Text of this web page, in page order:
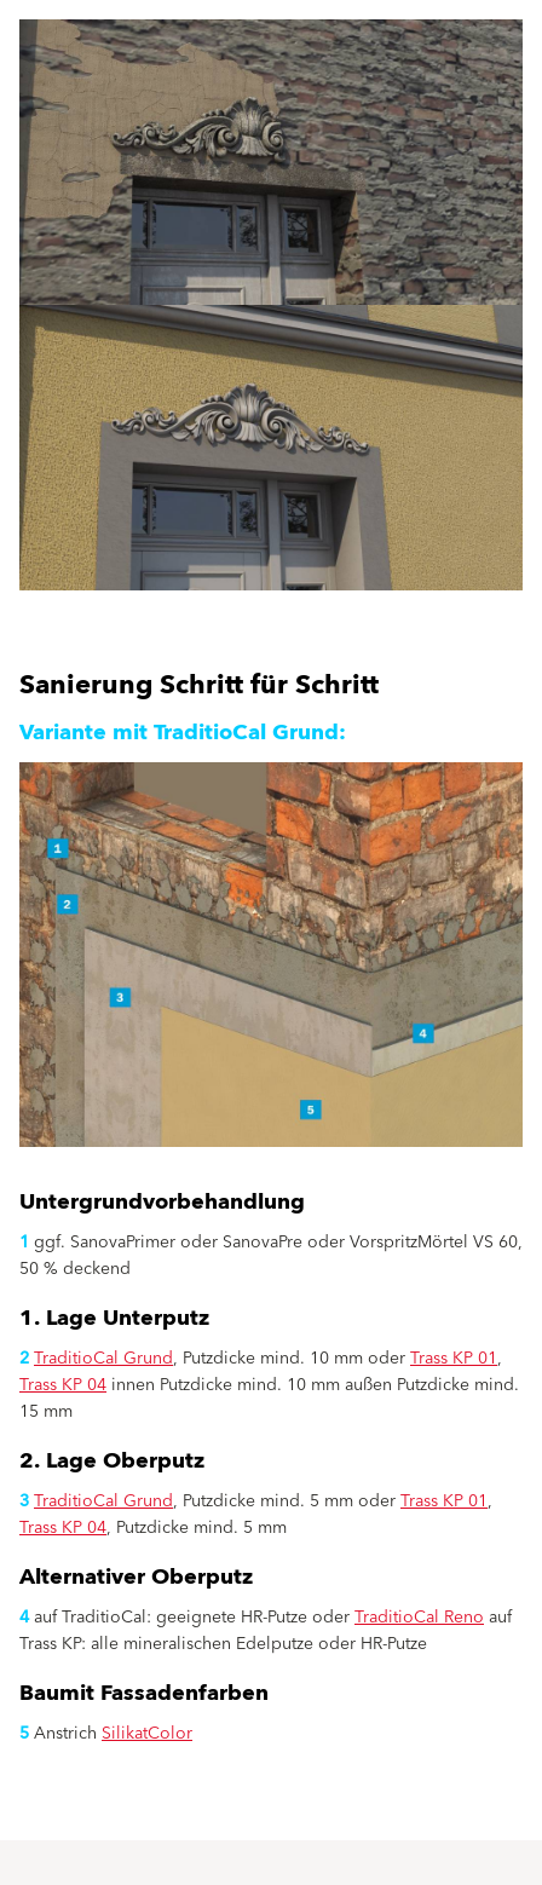
Sanierung Schritt für Schritt
Variante mit TraditioCal Grund:
Untergrundvorbehandlung
1 ggf. SanovaPrimer oder SanovaPre oder VorspritzMörtel VS 60,
50 % deckend
1. Lage Unterputz
2TraditioCal Grund, Putzdicke mind. 10 mm oderTrass KP 01,
Trass KP 04 innen Putzdicke mind. 10 mm außen Putzdicke mind.
15 mm
2. Lage Oberputz
3TraditioCal Grund, Putzdicke mind. 5 mm oderTrass KP 01,
Trass KP 04, Putzdicke mind. 5 mm
Alternativer Oberputz
4auf TraditioCal: geeignete HR-Putze oderTraditioCal Renoauf
Trass KP: alle mineralischen Edelputze oder HR-Putze
Baumit Fassadenfarben
5Anstrich SilikatColor